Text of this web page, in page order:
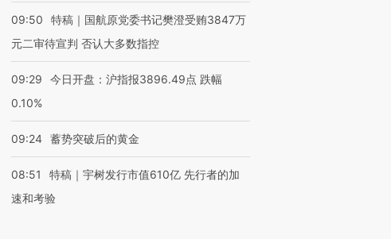
09:50
特稿｜国航原党委书记樊澄受贿3847万
元二审待宣判 否认大多数指控
09:29
今日开盘：沪指报3896.49点 跌幅
0.10%
09:24 蓄势突破后的黄金
08:51
特稿｜宇树发行市值610亿 先行者的加
速和考验